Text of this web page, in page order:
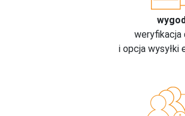
weryfikacja
i opcja wysyłki